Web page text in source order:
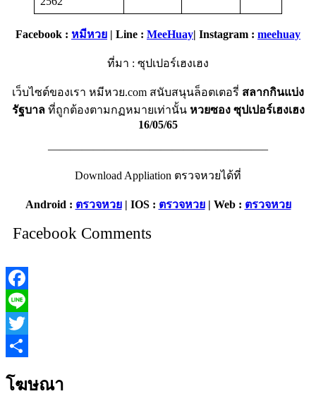
Facebook : หมีหวย | Line : MeeHuay| Instagram : meehuay
ที่มา : ซุปเปอร์เฮงเฮง
เว็บไซต์ของเรา หมีหวย.com สนับสนุนล็อตเตอรี่ สลากกินแบ่ง
รัฐบาล ที่ถูกต้องตามกฏหมายเท่านั้น หวยซอง ซุปเปอร์เฮงเฮง
16/05/65
———————————————————–
Download Appliation ตรวจหวยได้ที่
Android : ตรวจหวย| IOS : ตรวจหวย| Web : ตรวจหวย
Facebook Comments
Facebook
Line
Twitter
โฆษณา